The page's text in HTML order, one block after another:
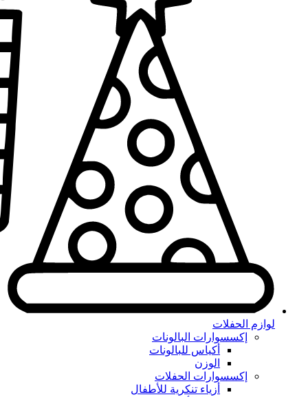
لوازم الحفلات
إكسسوارات البالونات
أكياس للبالونات
الوزن
إكسسوارات الحفلات
أزياء تنكرية للأطفال